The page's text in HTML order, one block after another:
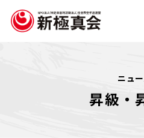
ニュ
昇級・